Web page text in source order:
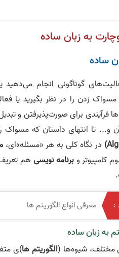
به زبان ساده
ساده
گوناگونی انجام
زدن را در نظر بگیرید یا
فرآیندی برای صورت‌پذیرفتن و
و... تا انتهای داستان که
) در نگاه کلی به هر «مسئله»ای،
کامپیوتر وبرنامه نویسی هم
: معرفی انواع الگوریتم‌ ها
به زبان ساده
شیوه‌ها (الگوریتمها)ی